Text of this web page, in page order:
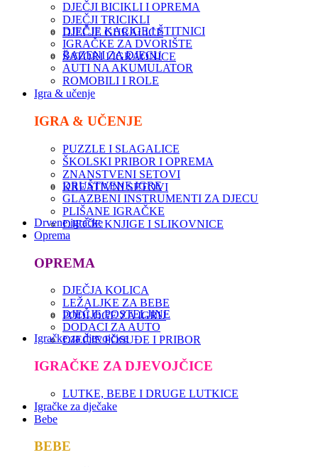
DJEČJI BICIKLI I OPREMA
DJEČJI TRICIKLI
DJEČJE GURALICE
DJEČJE KACIGE I ŠTITNICI
IGRAČKE ZA DVORIŠTE
ŠATORI I IGRAONICE
BAZENI ZA DJECU
AUTI NA AKUMULATOR
ROMOBILI I ROLE
Igra & učenje
IGRA & UČENJE
PUZZLE I SLAGALICE
ŠKOLSKI PRIBOR I OPREMA
ZNANSTVENI SETOVI
KREATIVNI SETOVI
DRUŠTVENE IGRE
GLAZBENI INSTRUMENTI ZA DJECU
PLIŠANE IGRAČKE
DJEČJE KNJIGE I SLIKOVNICE
Drvene igračke
Oprema
OPREMA
DJEČJA KOLICA
LEŽALJKE ZA BEBE
PODLOGE ZA IGRU
DJEČJE POSTELJINE
DODACI ZA AUTO
DJEČJE POSUĐE I PRIBOR
Igračke za djevojčice
IGRAČKE ZA DJEVOJČICE
LUTKE, BEBE I DRUGE LUTKICE
Igračke za dječake
Bebe
BEBE